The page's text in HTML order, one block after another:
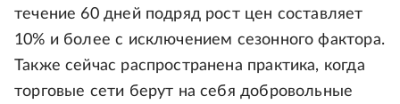
течение 60 дней подряд рост цен составляет
10% и более с исключением сезонного фактора.
Также сейчас распространена практика, когда
торговые сети берут на себя добровольные